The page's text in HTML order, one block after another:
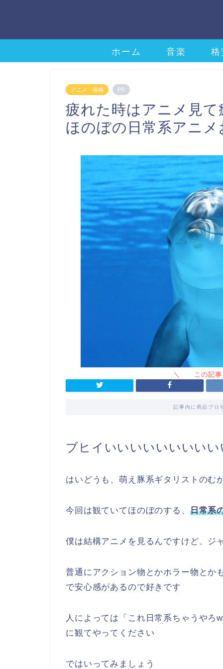
ホーム 音楽
アニメ・漫画 PR
疲れた時はアニメ見
ほのぼの日常系アニ
記事内に商品プロ
ブヒイいいいいいいいい
はいどうも、萌え豚系ギタリストのむ
今回は観ていてほのぼのする、 日常系
僕は結構アニメを見るんですけど、ジ
普通にアクション物とかホラー物とか
で安心感があるので好きです
人によっては「これ日常系ちゃうやろ
に観てやってください
ではいってみましょう